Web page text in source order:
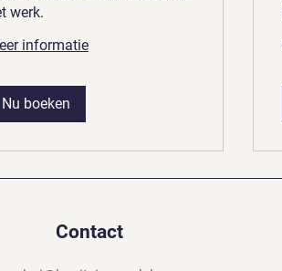
werk.
informatie
Nu boeken
Contact